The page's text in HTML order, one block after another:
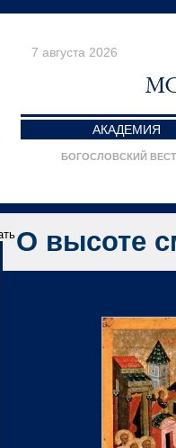
7 августа 2026
АКАДЕМИЯ
БОГОСЛОВСКИЙ
О высоте